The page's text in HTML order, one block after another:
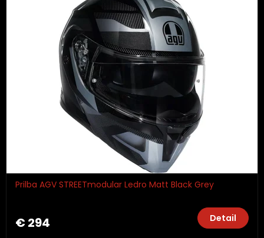
Prilba AGV STREETmodular Ledro Matt Black Grey
€ 294 Detail